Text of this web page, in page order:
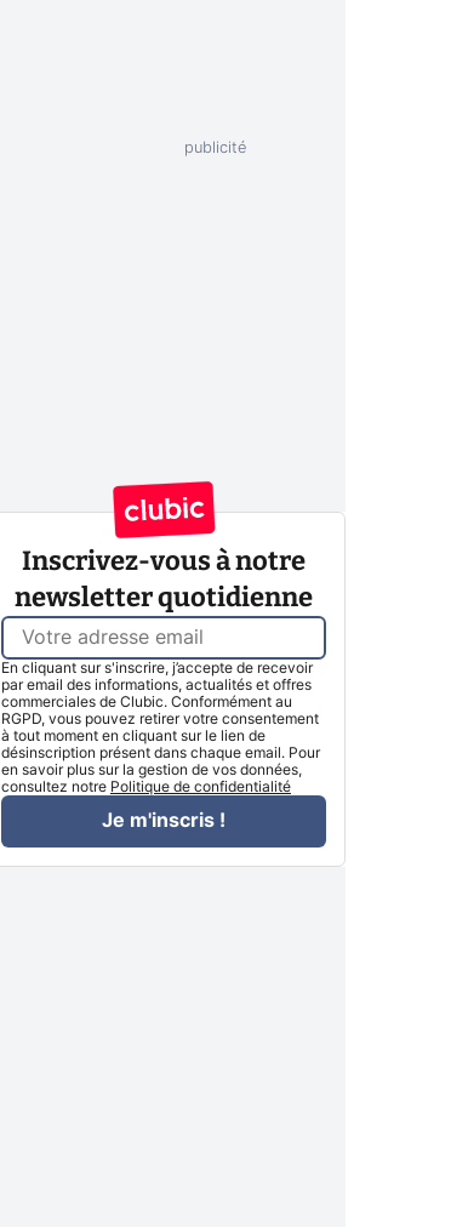
Inscrivez-vous à notre
newsletter quotidienne
En cliquant sur s'inscrire, j’accepte de recevoir
par email des informations, actualités et offres
commerciales de Clubic. Conformément au
RGPD, vous pouvez retirer votre consentement
à tout moment en cliquant sur le lien de
désinscription présent dans chaque email. Pour
en savoir plus sur la gestion de vos données,
consultez notre Politique de confidentialité
Je m'inscris !